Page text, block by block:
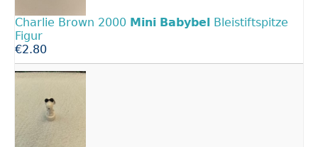
Charlie Brown 2000 Mini Babybel Bleistiftspitze
Figur
€2.80